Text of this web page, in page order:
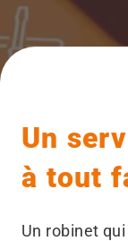
Un
à tout
Un robinet